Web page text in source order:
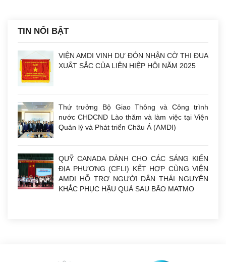
TIN NỔI BẬT
VIỆN AMDI VINH DỰ ĐÓN NHẬN CỜ THI ĐUA
XUẤT SẮC CỦA LIÊN HIỆP HỘI NĂM 2025
Thứ trưởng Bộ Giao Thông và Công trình
nước CHDCND Lào thăm và làm việc tại Viện
Quản lý và Phát triển Châu Á (AMDI)
QUỸ CANADA DÀNH CHO CÁC SÁNG KIẾN
ĐỊA PHƯƠNG (CFLI) KẾT HỢP CÙNG VIỆN
AMDI HỖ TRỢ NGƯỜI DÂN THÁI NGUYÊN
KHẮC PHỤC HẬU QUẢ SAU BÃO MATMO